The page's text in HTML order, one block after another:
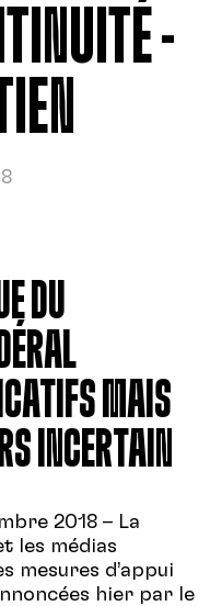
–
DU
MAIS
INCERTAIN
2018 – La
les médias
mesures d’appui
hier par le